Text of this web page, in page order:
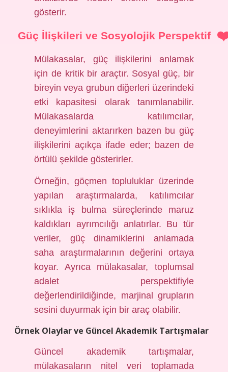
gösterir.
Güç İlişkileri ve Sosyolojik Perspektif
Mülakasalar, güç ilişkilerini anlamak
için de kritik bir araçtır. Sosyal güç, bir
bireyin veya grubun diğerleri üzerindeki
etki kapasitesi olarak tanımlanabilir.
Mülakasalarda katılımcılar,
deneyimlerini aktarırken bazen bu güç
ilişkilerini açıkça ifade eder; bazen de
örtülü şekilde gösterirler.
Örneğin, göçmen topluluklar üzerinde
yapılan araştırmalarda, katılımcılar
sıklıkla iş bulma süreçlerinde maruz
kaldıkları ayrımcılığı anlatırlar. Bu tür
veriler, güç dinamiklerini anlamada
saha araştırmalarının değerini ortaya
koyar. Ayrıca mülakasalar, toplumsal
adalet perspektifiyle
değerlendirildiğinde, marjinal grupların
sesini duyurmak için bir araç olabilir.
Örnek Olaylar ve Güncel Akademik Tartışmalar
Güncel akademik tartışmalar,
mülakasaların nitel veri toplamada